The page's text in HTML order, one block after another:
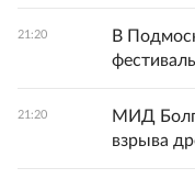
21:20
В
21:20
МИД
взрыва